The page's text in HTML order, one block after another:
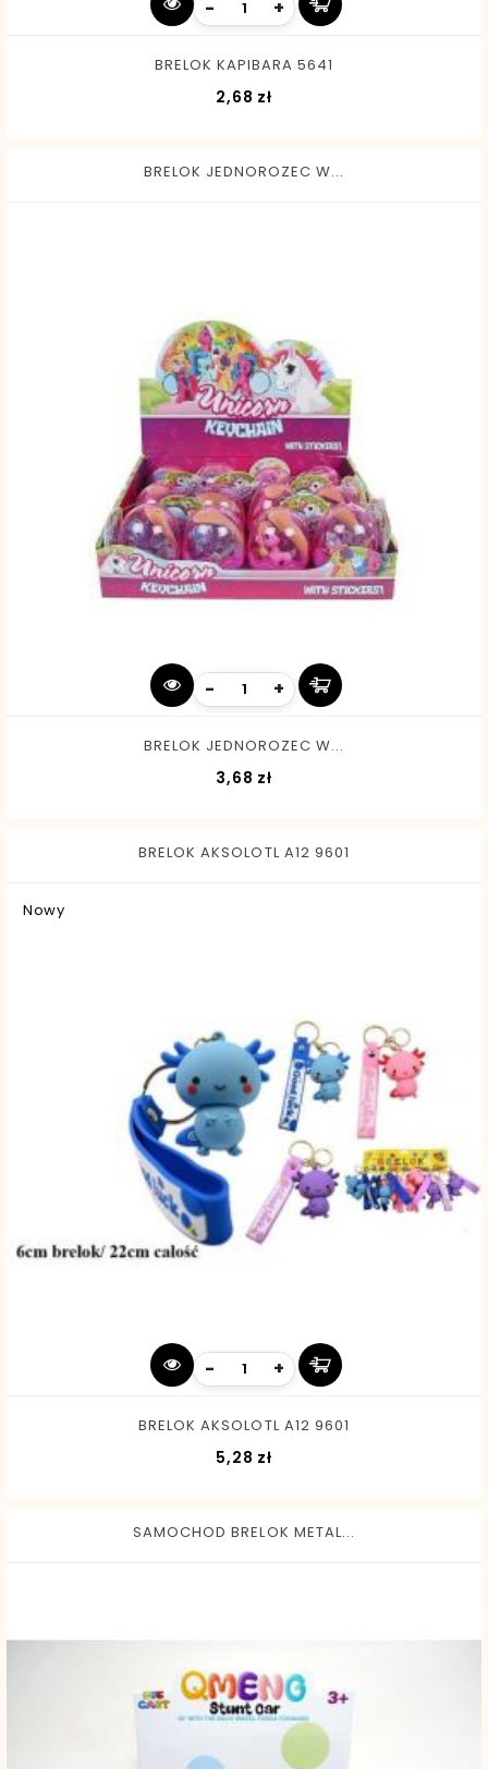
- +
BRELOK KAPIBARA 5641
2,68 zł
BRELOK JEDNOROZEC W...
- +
BRELOK JEDNOROZEC W...
3,68 zł
BRELOK AKSOLOTL A12 9601
Nowy
- +
BRELOK AKSOLOTL A12 9601
5,28 zł
SAMOCHOD BRELOK METAL...